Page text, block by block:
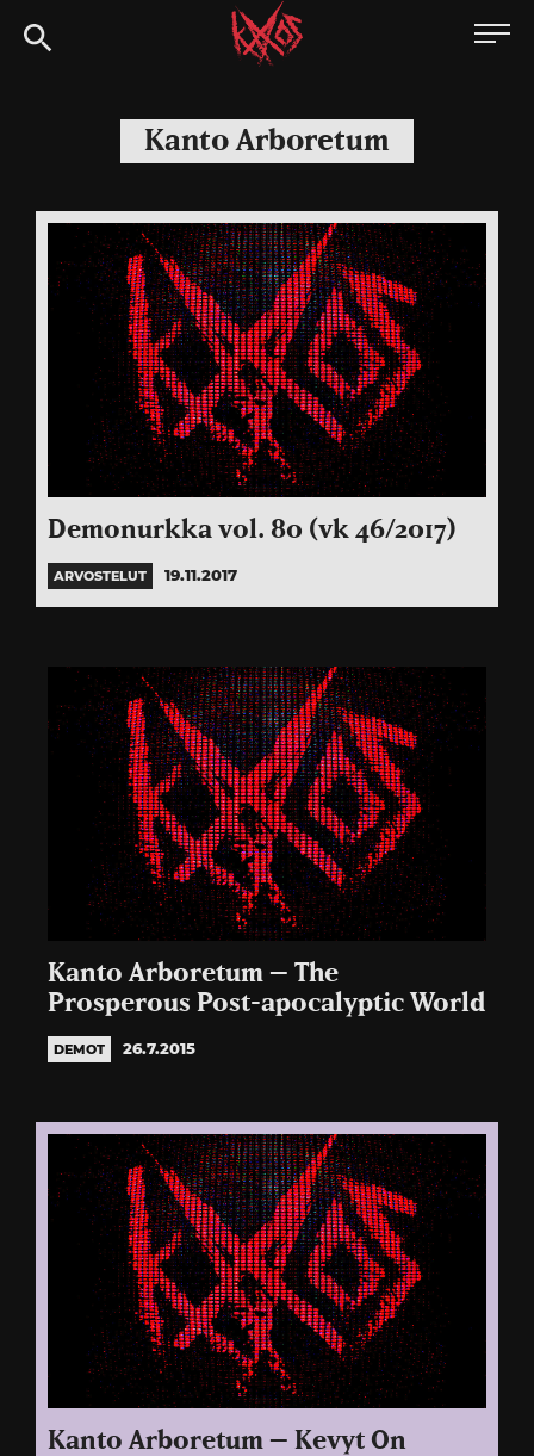
Siirry
suoraan
Kaaoszine
Kanto Arboretum
Demonurkka vol. 80 (vk 46/2017)
ARVOSTELUT 19.11.2017
Kanto Arboretum – The
Prosperous Post-apocalyptic World
DEMOT 26.7.2015
Kanto Arboretum – Kevyt On